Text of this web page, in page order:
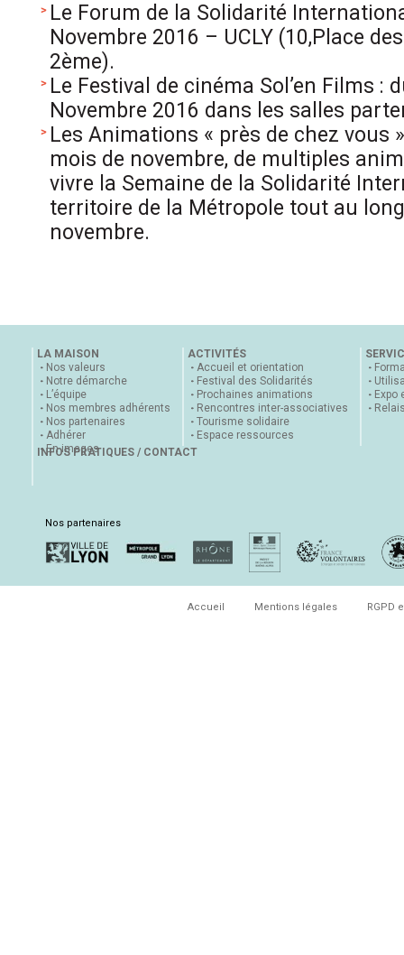
Le Forum de la Solidarité
Novembre 2016 – UCLY (10,Place
2ème).
Le Festival de cinéma Sol’en Films :
Novembre 2016 dans les salles
Les Animations « près de chez vous
mois de novembre, de multiples
vivre la Semaine de la Solidarité
territoire de la Métropole tout au
novembre.
LA MAISON
Nos valeurs
Notre démarche
L’équipe
Nos membres adhérents
Nos partenaires
Adhérer
En images
ACTIVITÉS
Accueil et orientation
Festival des Solidarités
Prochaines animations
Rencontres inter-associatives
Tourisme solidaire
Espace ressources
Expo
INFOS PRATIQUES / CONTACT
Nos partenaires
Accueil Mentions légales RGPD